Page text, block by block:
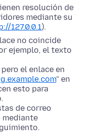
resolución de
mediante su
127.0.0.1).
no coincide
ejemplo, el texto
pero el enlace en
" en
esto para
de correo
mediante